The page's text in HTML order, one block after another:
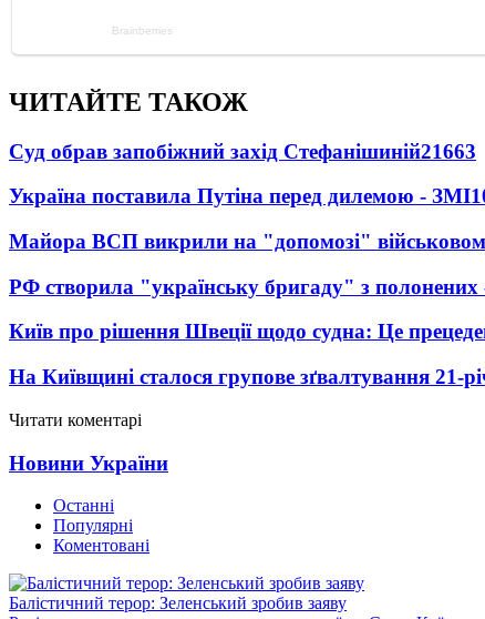
ЧИТАЙТЕ ТАКОЖ
Суд обрав запобіжний захід Стефанішиній21663
Україна поставила Путіна перед дилемою - ЗМІ
Майора ВСП викрили на "допомозі"
РФ створила "українську бригаду" з полонених
Київ про рішення Швеції щодо судна: Це
На Київщині сталося групове зґвалтування 21-
Читати коментарі
Новини України
Останні
Популярні
Коментовані
Балістичний терор: Зеленський зробив заяву